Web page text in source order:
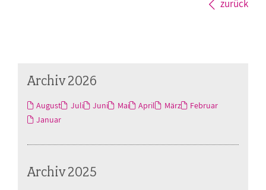
zurück
Archiv 2026
August Juli Juni Mai April März
Februar
Januar
Archiv 2025